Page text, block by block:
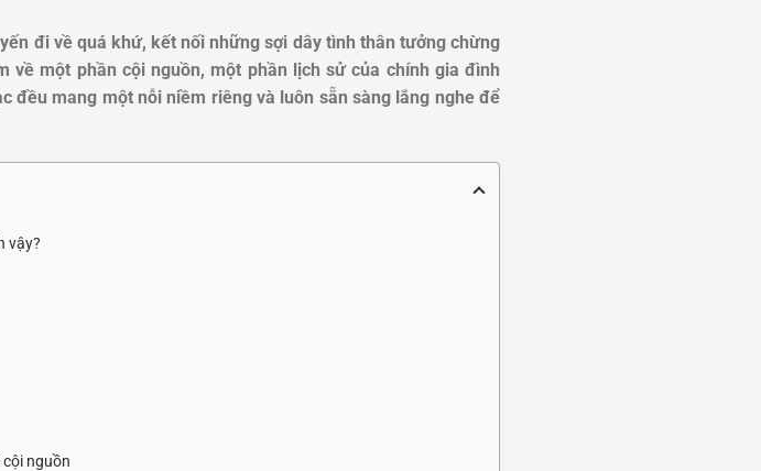
đi về quá khứ, kết nối những sợi dây tình thân tưởng chừng
một phần cội nguồn, một phần lịch sử của chính gia đình
đều mang một nỗi niềm riêng và luôn sẵn sàng lắng nghe để
vậy?
nguồn